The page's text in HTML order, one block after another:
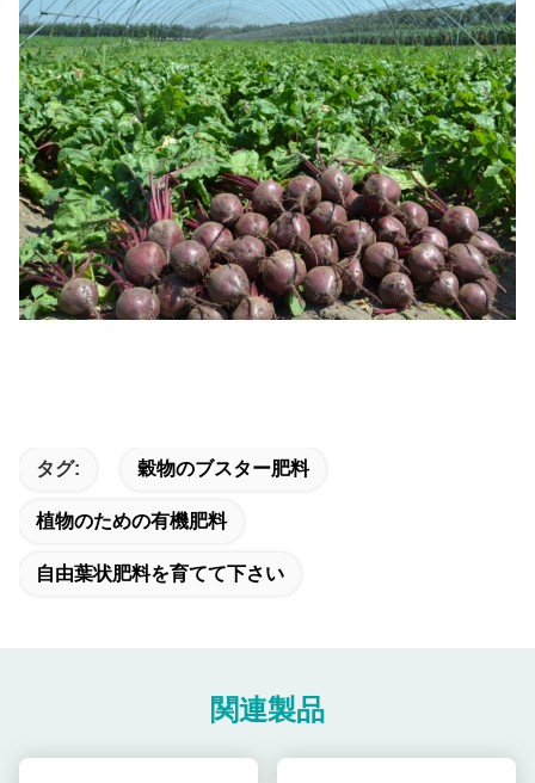
タグ: 穀物のブスター肥料
植物のための有機肥料
自由葉状肥料を育てて下さい
関連製品